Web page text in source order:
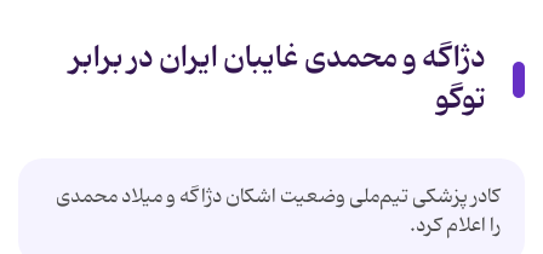
دژاگه و محمدی غایبان ایران در برابر
توگو
کادر پزشکی تیم‌ملی وضعیت اشکان دژاگه و میلاد محمدی
را اعلام کرد.